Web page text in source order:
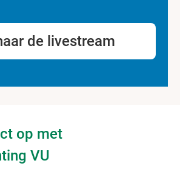
de livestream
op met
VU